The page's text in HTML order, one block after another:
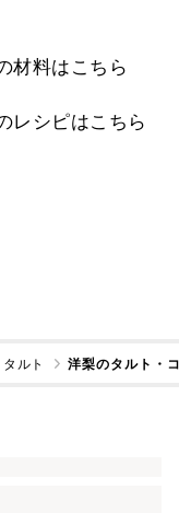
材料はこちら
レシピはこちら
タルト 洋梨のタルト・